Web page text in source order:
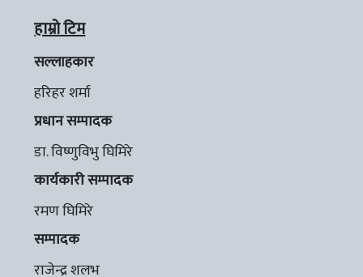
हाम्रो टिम
सल्लाहकार
हरिहर शर्मा
प्रधान सम्पादक
डा. विष्णुविभु घिमिरे
कार्यकारी सम्पादक
रमण घिमिरे
सम्पादक
राजेन्द्र शलभ